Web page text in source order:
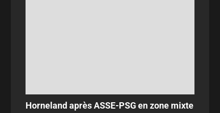
Horneland après ASSE-PSG en zone mixte